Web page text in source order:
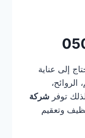
إلى عناية
الروائح،
توفر شركة
وتعقيم